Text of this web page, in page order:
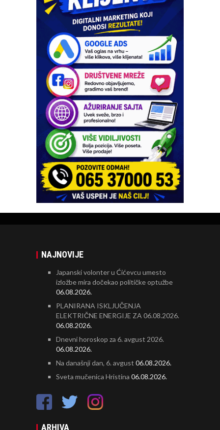
NAJNOVIJE
Japanski volonter u Ćićevcu umesto
izložbe mira dočekao političke optužbe
06.08.2026.
PLANIRANA ISKLJUČENJA
ELEKTRIČNE ENERGIJE ZA 06.08.2026.
06.08.2026.
Dnevni horoskop za 6. avgust 2026.
06.08.2026.
Na današnji dan, 6. avgust 06.08.2026.
Sveta mučenica Hristina 06.08.2026.
ARHIVA